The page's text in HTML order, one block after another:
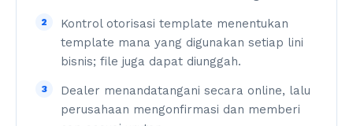
2
Kontrol otorisasi template menentukan
template mana yang digunakan setiap lini
bisnis; file juga dapat diunggah.
3
Dealer menandatangani secara online, lalu
perusahaan mengonfirmasi dan memberi